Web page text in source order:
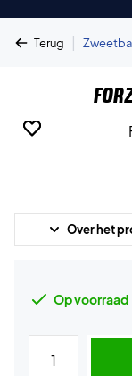
Terug |
Over het
Op voorraad